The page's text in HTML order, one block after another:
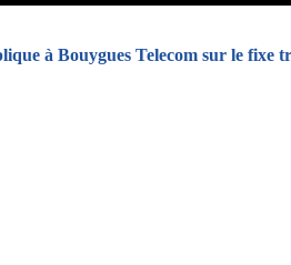
à Bouygues Telecom sur le fixe